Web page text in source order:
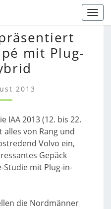
IAA:
VOLVO
PRÄSENTIERT
CONCEPT
COUPÉ
MIT
PLUG-
HYBRID
mit Plug-
2013
IAA 2013 (12. bis 22.
von Rang und
Volvo ein,
Gepäck
Studie mit Plug-in-
die Nordmänner